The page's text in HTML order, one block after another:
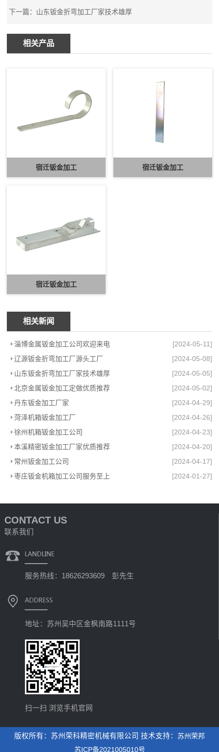
下一篇： 山东钣金折弯加工厂家技术雄厚
相关产品
宿迁钣金加工 宿迁钣金加工
宿迁钣金加工
相关新闻
淄博金属钣金加工公司欢迎来电
[2024-05-11]
辽源钣金折弯加工厂源头工厂
[2024-05-08]
山东钣金折弯加工厂家技术雄厚
[2024-05-05]
北京金属钣金加工定做优质推荐
[2024-05-02]
丹东钣金加工厂家
[2024-04-29]
菏泽机箱钣金加工厂
[2024-04-26]
徐州机箱钣金加工公司
[2024-04-23]
本溪精密钣金加工厂家优质推荐
[2024-04-20]
常州钣金加工公司
[2024-04-17]
枣庄钣金机箱加工公司服务至上
[2024-01-27]
CONTACT US
联系我们
服务热线：18626293609 彭先生
地址：苏州吴中区金枫南路1111号
扫一扫 浏览手机官网
版权所有：苏州荣科精密机械有限公司 技术支持： 苏州荣邦
苏ICP备2021005010号